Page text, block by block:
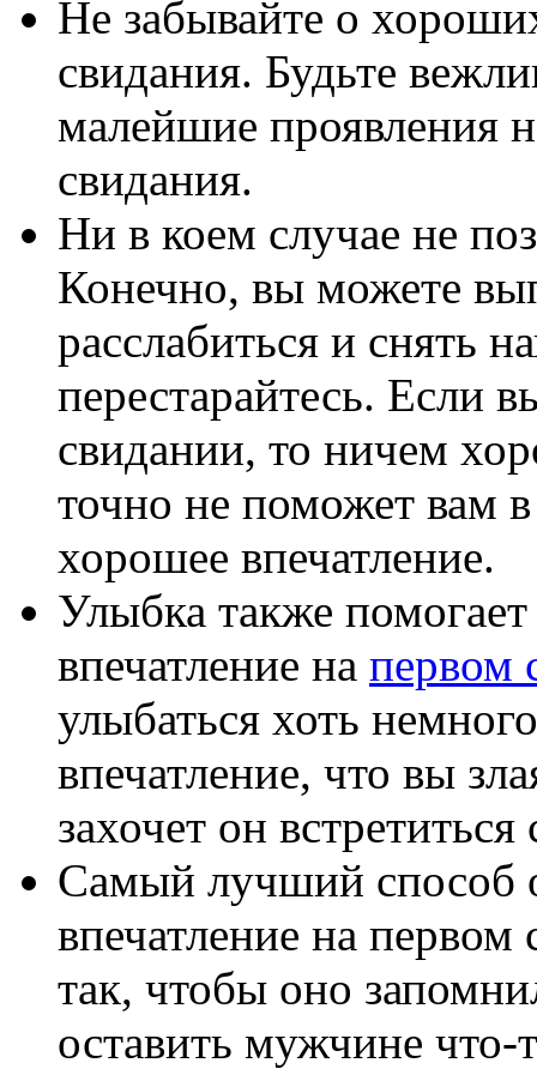
Не забывайте о
свидания. Будьте
малейшие проявления
свидания.
Ни в коем случае не
Конечно, вы можете
расслабиться и снять
перестарайтесь. Если
свидании, то ничем
точно не поможет вам
хорошее впечатление.
Улыбка также
впечатление на первом
улыбаться хоть
впечатление, что вы
захочет он
Самый лучший способ
впечатление на первом
так, чтобы оно
оставить мужчине что-